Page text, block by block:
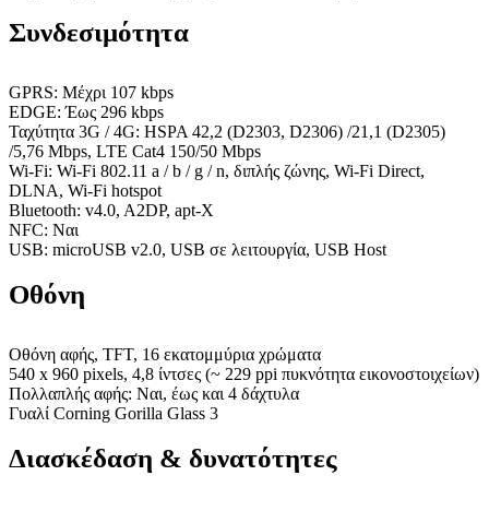
Συνδεσιμότητα
GPRS: Μέχρι 107 kbps
EDGE: Έως 296 kbps
Ταχύτητα 3G / 4G: HSPA 42,2 (D2303, D2306) /21,1 (D2305)
/5,76 Mbps, LTE Cat4 150/50 Mbps
Wi-Fi: Wi-Fi 802.11 a / b / g / n, διπλής ζώνης, Wi-Fi Direct,
DLNA, Wi-Fi hotspot
Bluetooth: v4.0, A2DP, apt-X
NFC: Ναι
USB: microUSB v2.0, USB σε λειτουργία, USB Host
Οθόνη
Οθόνη αφής, TFT, 16 εκατομμύρια χρώματα
540 x 960 pixels, 4,8 ίντσες (~ 229 ppi πυκνότητα εικονοστοιχείων)
Πολλαπλής αφής: Ναι, έως και 4 δάχτυλα
Γυαλί Corning Gorilla Glass 3
Διασκέδαση & δυνατότητες